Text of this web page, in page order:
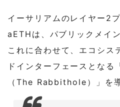
イーサリアムのレイヤー2
aETHは、パブリックメイ
これに合わせて、エコシス
ドインターフェースとなる
（The Rabbithole）」を